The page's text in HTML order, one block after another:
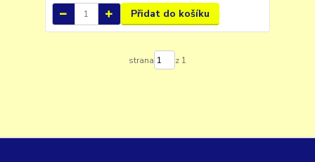
Přidat do košíku
strana z 1